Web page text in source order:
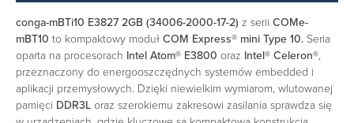
conga-mBTi10 E3827 2GB (34006-2000-17-2) z serii COMe-
mBT10 to kompaktowy moduł COM Express® mini Type 10. Seria
oparta na procesorach Intel Atom® E3800 oraz Intel® Celeron®,
przeznaczony do energooszczędnych systemów embedded i
aplikacji przemysłowych. Dzięki niewielkim wymiarom, wlutowanej
pamięci DDR3L oraz szerokiemu zakresowi zasilania sprawdza się